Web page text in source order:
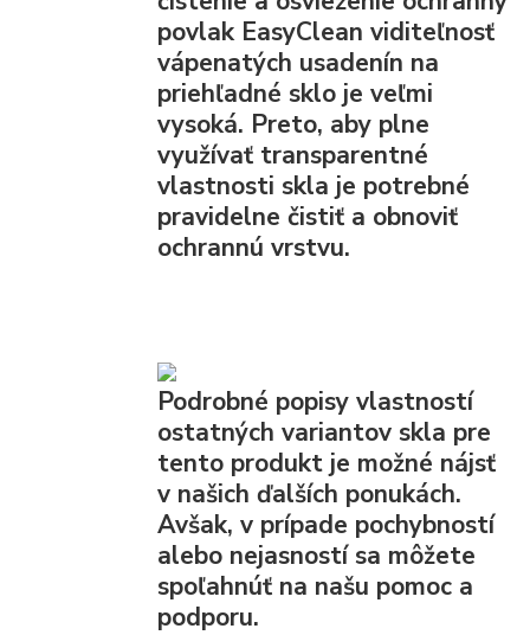
povlak EasyClean viditeľnosť
vápenatých usadenín na
priehľadné sklo je veľmi
vysoká. Preto, aby plne
využívať transparentné
vlastnosti skla je potrebné
pravidelne čistiť a obnoviť
ochrannú vrstvu.
Podrobné popisy vlastností
ostatných variantov skla pre
tento produkt je možné nájsť
v našich ďalších ponukách.
Avšak, v prípade pochybností
alebo nejasností sa môžete
spoľahnúť na našu pomoc a
podporu.